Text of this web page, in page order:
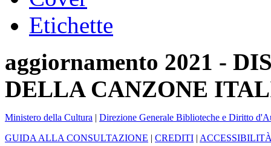
Etichette
aggiornamento 2021 -
DELLA CANZONE
Ministero della Cultura | Direzione Generale Biblioteche e Diritto
GUIDA ALLA CONSULTAZIONE | CREDITI |